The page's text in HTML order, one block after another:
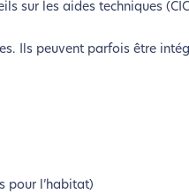
sur les aides techniques
Ils peuvent parfois être
pour l’habitat)